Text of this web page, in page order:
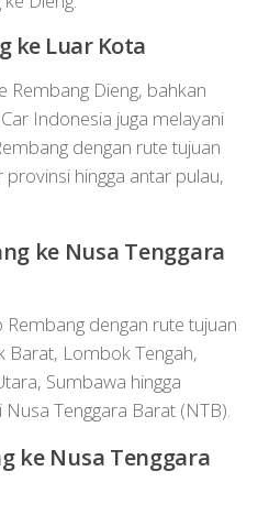
ke Luar Kota
Rembang Dieng, bahkan
Indonesia juga melayani
dengan rute tujuan
hingga antar pulau,
ke Nusa Tenggara
dengan rute tujuan
Lombok Tengah,
Sumbawa hingga
Tenggara Barat (NTB).
ke Nusa Tenggara